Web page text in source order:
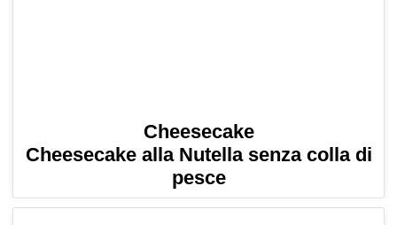
Cheesecake
Cheesecake alla Nutella senza colla di
pesce